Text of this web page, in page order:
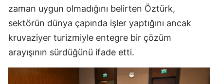
zaman uygun olmadığını belirten Öztürk,
sektörün dünya çapında işler yaptığını ancak
kruvaziyer turizmiyle entegre bir çözüm
arayışının sürdüğünü ifade etti.